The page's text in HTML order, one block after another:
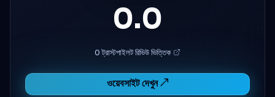
0.0
0 ট্রাস্টপাইলট রিভিউ ভিত্তিক
ওয়েবসাইট দেখুন ↗